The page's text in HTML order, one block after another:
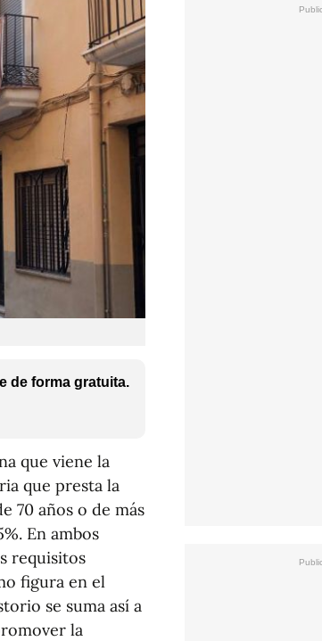
de forma gratuita.
que viene la
que presta la
70 años o de más
En ambos
requisitos
figura en el
se suma así a
la